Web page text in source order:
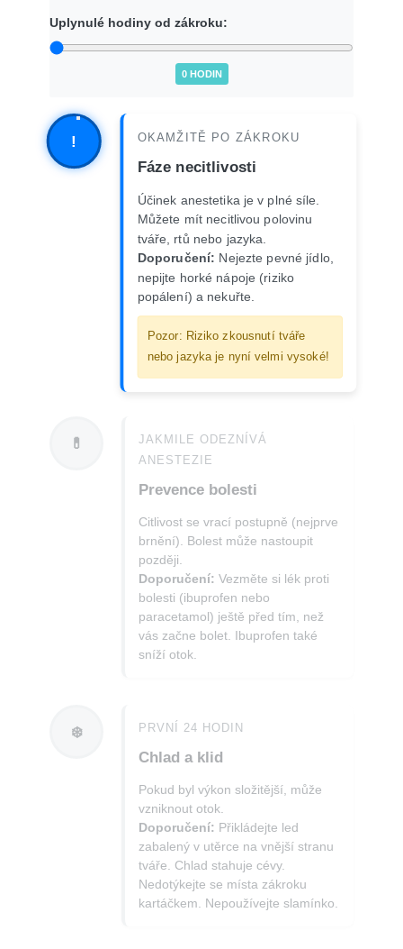
Uplynulé hodiny od zákroku:
0 HODIN
! OKAMŽITĚ PO ZÁKROKU
Fáze necitlivosti
Účinek anestetika je v plné síle.
Můžete mít necitlivou polovinu
tváře, rtů nebo jazyka.
Doporučení: Nejezte pevné jídlo,
nepijte horké nápoje (riziko
popálení) a nekuřte.
Pozor: Riziko zkousnutí tváře
nebo jazyka je nyní velmi vysoké!
💊
JAKMILE ODEZNÍVÁ
ANESTEZIE
Prevence bolesti
Citlivost se vrací postupně (nejprve
brnění). Bolest může nastoupit
později.
Doporučení: Vezměte si lék proti
bolesti (ibuprofen nebo
paracetamol) ještě před tím, než
vás začne bolet. Ibuprofen také
sníží otok.
❄️ PRVNÍ 24 HODIN
Chlad a klid
Pokud byl výkon složitější, může
vzniknout otok.
Doporučení: Přikládejte led
zabalený v utěrce na vnější stranu
tváře. Chlad stahuje cévy.
Nedotýkejte se místa zákroku
kartáčkem. Nepoužívejte slamínko.